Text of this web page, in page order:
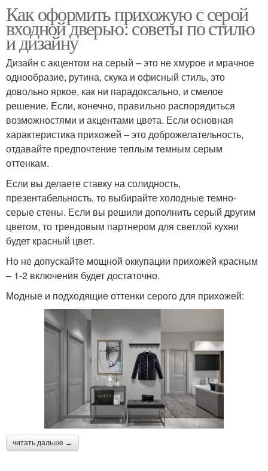
Как оформить прихожую с серой
входной дверью: советы по стилю
и дизайну
Дизайн с акцентом на серый – это не хмурое и мрачное
однообразие, рутина, скука и офисный стиль, это
довольно яркое, как ни парадоксально, и смелое
решение. Если, конечно, правильно распорядиться
возможностями и акцентами цвета. Если основная
характеристика прихожей – это доброжелательность,
отдавайте предпочтение теплым темным серым
оттенкам.
Если вы делаете ставку на солидность,
презентабельность, то выбирайте холодные темно-
серые стены. Если вы решили дополнить серый другим
цветом, то трендовым партнером для светлой кухни
будет красный цвет.
Но не допускайте мощной оккупации прихожей красным
– 1-2 включения будет достаточно.
Модные и подходящие оттенки серого для прихожей:
читать дальше →